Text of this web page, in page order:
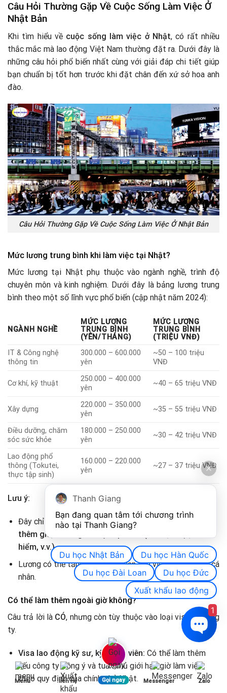
Câu Hỏi Thường Gặp Về Cuộc Sống Làm Việc Ở
Nhật Bản
Khi tìm hiểu về cuộc sống làm việc ở Nhật, có rất nhiều
thắc mắc mà lao động Việt Nam thường đặt ra. Dưới đây là
những câu hỏi phổ biến nhất cùng với giải đáp chi tiết giúp
bạn chuẩn bị tốt hơn trước khi đặt chân đến xứ sở hoa anh
đào.
Câu Hỏi Thường Gặp Về Cuộc Sống Làm Việc Ở Nhật Bản
Mức lương trung bình khi làm việc tại Nhật?
Mức lương tại Nhật phụ thuộc vào ngành nghề, trình độ
chuyên môn và kinh nghiệm. Dưới đây là bảng lương trung
bình theo một số lĩnh vực phổ biến (cập nhật năm 2024):
NGÀNH NGHỀ
MỨC LƯƠNG
TRUNG BÌNH
(YÊN/THÁNG)
MỨC LƯƠNG
TRUNG BÌNH
(TRIỆU VNĐ)
IT & Công nghệ
thông tin
300.000 – 600.000
yên
~50 – 100 triệu
VNĐ
Cơ khí, kỹ thuật
250.000 – 400.000
yên
~40 – 65 triệu VNĐ
Xây dựng
220.000 – 350.000
yên
~35 – 55 triệu VNĐ
Điều dưỡng, chăm
sóc sức khỏe
180.000 – 250.000
yên
~30 – 42 triệu VNĐ
Lao động phổ
thông (Tokutei,
thực tập sinh)
160.000 – 220.000
yên
~27 – 37 triệu VNĐ
Lưu ý:
Đây chỉ là mức lương cơ bản, chưa bao gồm
thêm giờ, thưởng và trợ cấp khác (nhà ở, đi lại, bảo
hiểm, v.v.).
Lương có thể tăng theo thời gian làm việc và năng lực cá
nhân.
Có thể làm thêm ngoài giờ không?
Câu trả lời là CÓ, nhưng còn tùy thuộc vào loại visa và công
ty.
Visa lao động kỹ sư, kỹ thuật viên: Có thể làm thêm
nếu công ty đồng ý và tuân thủ giới hạn giờ làm việc
theo quy định của chính phủ Nhật.
Menu liên hệ Gọi ngay Messenger Zalo
Thanh Giang
Bạn đang quan tâm tới chương trình
nào tại Thanh Giang?
Du học Nhật Bản
Du học Hàn Quốc
Du học Đài Loan
Du học Đức
Xuất khẩu lao động
1